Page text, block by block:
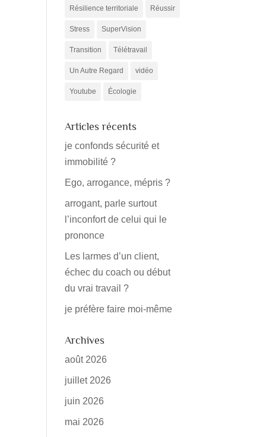
Résilience territoriale Réussir
Stress SuperVision
Transition Télétravail
Un Autre Regard vidéo
Youtube Écologie
Articles récents
je confonds sécurité et
immobilité ?
Ego, arrogance, mépris ?
arrogant, parle surtout
l’inconfort de celui qui le
prononce
Les larmes d’un client,
échec du coach ou début
du vrai travail ?
je préfère faire moi-même
Archives
août 2026
juillet 2026
juin 2026
mai 2026